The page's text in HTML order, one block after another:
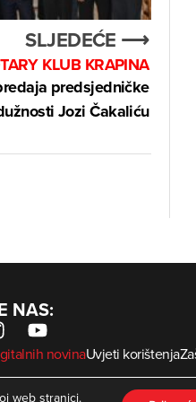
SLJEDEĆE ⟶
KLUB KRAPINA
predsjedničke
Jozi Čakaliću
NAS:
novinaUvjeti korištenja
pridržana | Developed by
web stranici.